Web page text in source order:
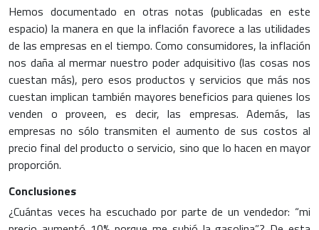
Hemos documentado en otras notas (publicadas en este
espacio) la manera en que la inflación favorece a las utilidades
de las empresas en el tiempo. Como consumidores, la inflación
nos daña al mermar nuestro poder adquisitivo (las cosas nos
cuestan más), pero esos productos y servicios que más nos
cuestan implican también mayores beneficios para quienes los
venden o proveen, es decir, las empresas. Además, las
empresas no sólo transmiten el aumento de sus costos al
precio final del producto o servicio, sino que lo hacen en mayor
proporción.
Conclusiones
¿Cuántas veces ha escuchado por parte de un vendedor: “mi